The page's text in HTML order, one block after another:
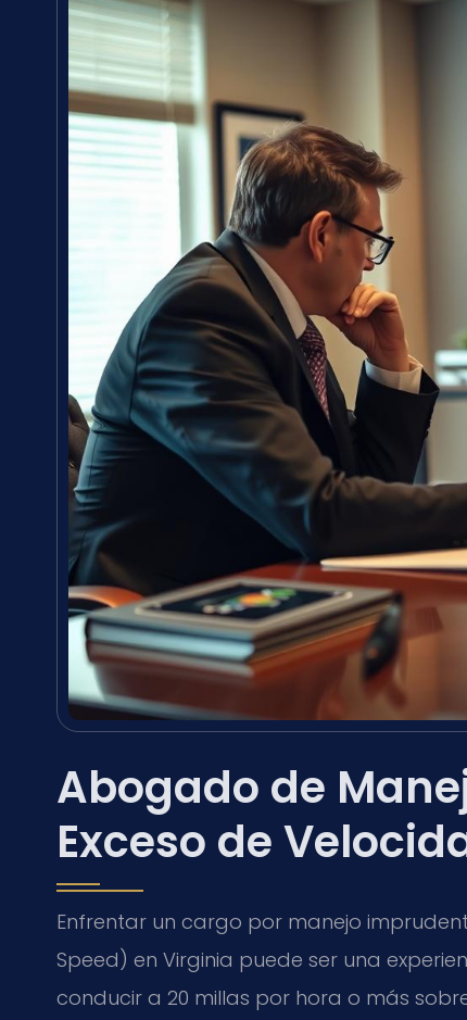
Abogado de
Exceso de
Enfrentar un cargo por manejo
Speed) en Virginia puede ser una
conducir a 20 millas por hora o más